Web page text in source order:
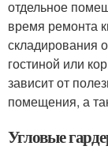
отдельное
время ремонта
складирования
гостиной или
зависит от
помещения, а
Угловые